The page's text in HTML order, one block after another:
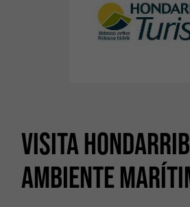
VISITA
AMBIENTE